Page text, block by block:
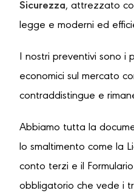
Sicurezza, attrezzato
legge e moderni ed
I nostri preventivi sono i
economici sul mercato
contraddistingue e
Abbiamo tutta la
lo smaltimento come la
conto terzi e il
obbligatorio che vede i